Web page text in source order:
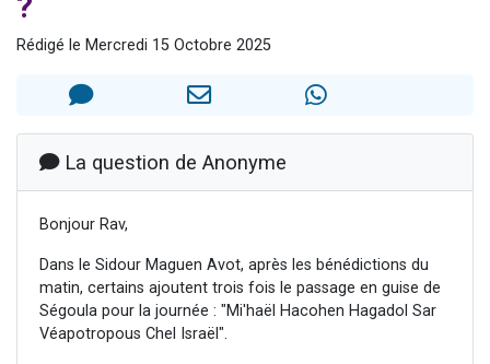
Odaya vient de donner son Maasser
Rédigé le Mercredi 15 Octobre 2025
La question de Anonyme
Bonjour Rav,
Dans le Sidour Maguen Avot, après les bénédictions du
matin, certains ajoutent trois fois le passage en guise de
Ségoula pour la journée : "Mi'haël Hacohen Hagadol Sar
Véapotropous Chel Israël".